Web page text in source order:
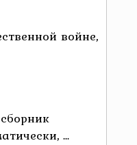
войне,
...